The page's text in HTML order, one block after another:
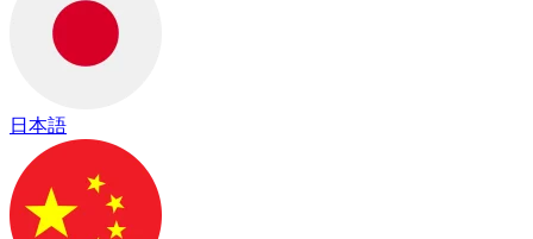
日本語